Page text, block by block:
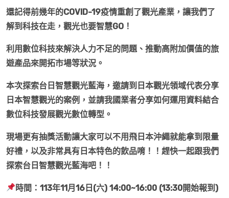
還記得前幾年的COVID-19疫情重創了觀光產業，讓我們了
解到科技在走，觀光也要智慧GO！
利用數位科技來解決人力不足的問題、推動高附加價值的旅
遊產品來開拓市場等狀況。
本次探索台日智慧觀光藍海，邀請到日本觀光領域代表分享
日本智慧觀光的案例，並請我國業者分享如何運用資料結合
數位科技發展觀光數位轉型。
現場更有抽獎活動讓大家可以不用飛日本沖繩就能拿到限量
好禮，以及非常具有日本特色的飲品唷！！趕快一起跟我們
探索台日智慧觀光藍海吧！！
時間：113年11月16日(六) 14:00~16:00 (13:30開始報到)